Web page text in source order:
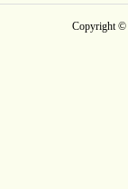
Copyright ©